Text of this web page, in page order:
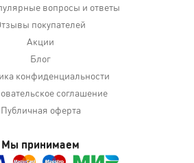
вопросы и ответы
покупателей
Акции
Блог
конфиденциальности
соглашение
Публичная оферта
Мы принимаем